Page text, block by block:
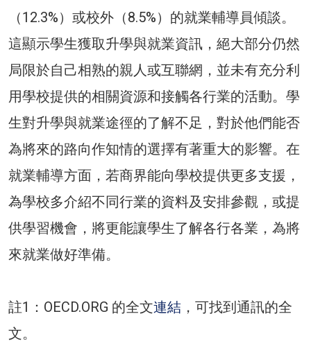
（12.3%）或校外（8.5%）的就業輔導員傾談。
這顯示學生獲取升學與就業資訊，絕大部分仍然
局限於自己相熟的親人或互聯網，並未有充分利
用學校提供的相關資源和接觸各行業的活動。學
生對升學與就業途徑的了解不足，對於他們能否
為將來的路向作知情的選擇有著重大的影響。在
就業輔導方面，若商界能向學校提供更多支援，
為學校多介紹不同行業的資料及安排參觀，或提
供學習機會，將更能讓學生了解各行各業，為將
來就業做好準備。
註1：OECD.ORG 的全文連結 ，可找到通訊的全
文。